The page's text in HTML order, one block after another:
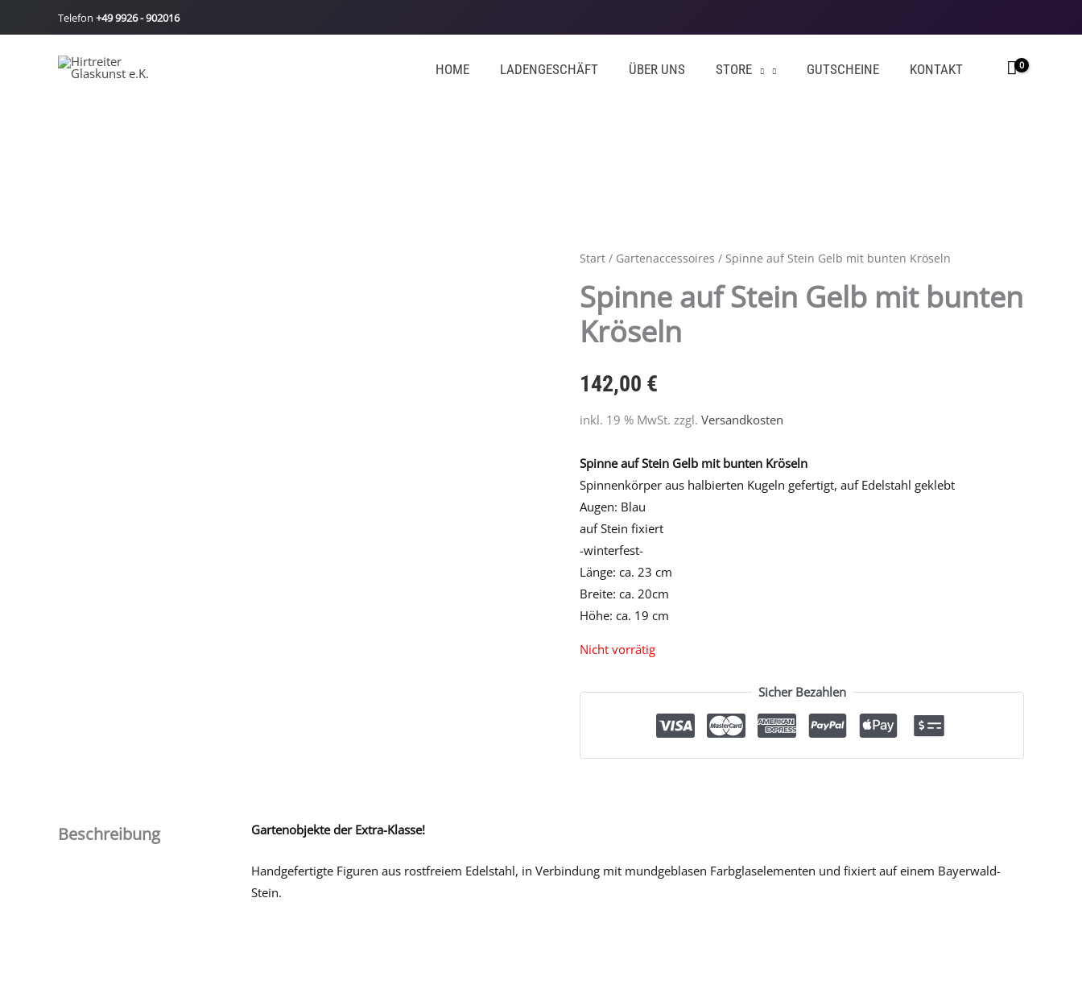
Inhalt
Telefon +49 9926 - 902016
HOME LADENGESCHÄFT ÜBER UNS STORE GUTSCHEINE KONTAKT
Start / Gartenaccessoires / Spinne auf Stein Gelb mit bunten Kröseln
Spinne auf Stein Gelb mit bunten
Kröseln
142,00 €
inkl. 19 % MwSt. zzgl. Versandkosten
Spinne auf Stein Gelb mit bunten Kröseln
Spinnenkörper aus halbierten Kugeln gefertigt, auf Edelstahl geklebt
Augen: Blau
auf Stein fixiert
-winterfest-
Länge: ca. 23 cm
Breite: ca. 20cm
Höhe: ca. 19 cm
Nicht vorrätig
Sicher Bezahlen
Beschreibung Gartenobjekte der Extra-Klasse!
Handgefertigte Figuren aus rostfreiem Edelstahl, in Verbindung mit mundgeblasen Farbglaselementen und fixiert auf einem Bayerwald-
Stein.